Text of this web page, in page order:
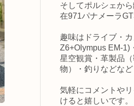
そしてポルシェか
在971パナメーラ
趣味はドライブ・
Z6+Olympus EM-1)
星空観賞・革製品
物）・釣りなどなど
気軽にコメントや
けると嬉しいです。